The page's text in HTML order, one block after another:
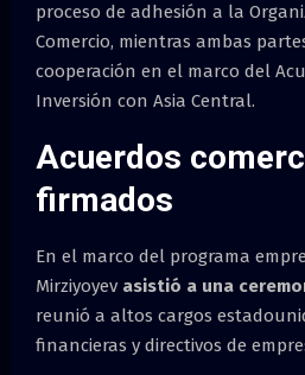
proceso de adhesión a la
Comercio, mientras ambas
cooperación en el marco del
Inversión con Asia Central.
Acuerdos
firmados
En el marco del programa
Mirziyoyev asistió a una
reunió a altos cargos
financieras y directivos de